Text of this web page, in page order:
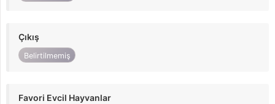
Çıkış
Belirtilmemiş
Favori Evcil Hayvanlar